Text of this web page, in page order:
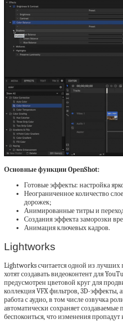
Основные функции OpenShot:
Готовые эффекты: настройка
Неограниченное количество
дорожек;
Анимированные титры и
Создания эффекта заморозки
Анимация ключевых кадров.
Lightworks
Lightworks считается одной из лучших
хотят создавать видеоконтент для
предусмотрен цветовой круг для
коллекция VFX фильтров, 3D-эффекты,
работа с аудио, в том числе озвучка
автоматически сохраняет
беспокоиться, что изменения пропадут